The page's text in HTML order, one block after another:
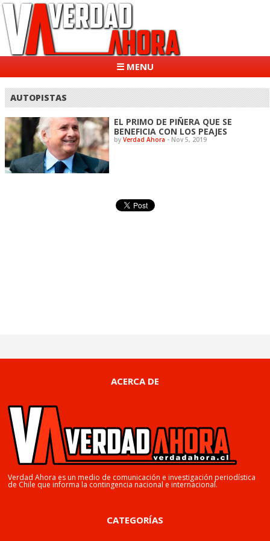
☰ MENU
AUTOPISTAS
EL PRIMO DE PIÑERA QUE SE
BENEFICIA CON LOS PEAJES
byVerdad Ahora - Nov 5, 2019
ACERCA DE
Verdad Ahora es un medio de comunicación e investigación periodística
de Chile que informa la contingencia nacional e internacional.
CATEGORÍAS